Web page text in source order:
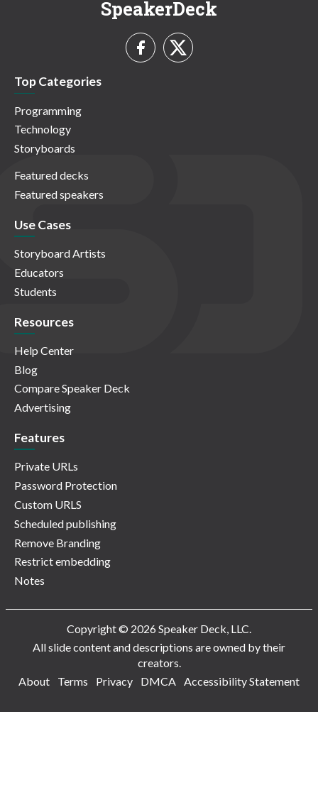
SpeakerDeck
Top Categories
Programming
Technology
Storyboards
Featured decks
Featured speakers
Use Cases
Storyboard Artists
Educators
Students
Resources
Help Center
Blog
Compare Speaker Deck
Advertising
Features
Private URLs
Password Protection
Custom URLS
Scheduled publishing
Remove Branding
Restrict embedding
Notes
Copyright © 2026 Speaker Deck, LLC.
All slide content and descriptions are owned by their
creators.
About
Terms Privacy DMCA Accessibility Statement